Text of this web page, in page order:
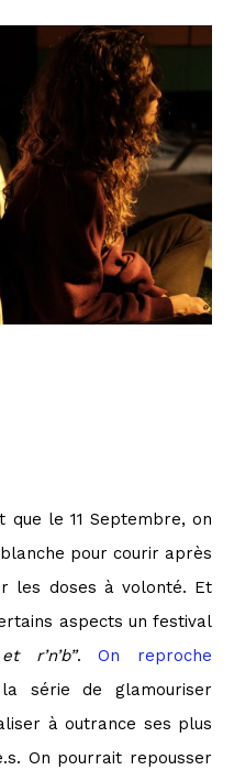
que le 11 Septembre, on
pour courir après
les doses à volonté. Et
aspects un festival
r’n’b”.On reproche
série de glamouriser
à outrance ses plus
On pourrait repousser